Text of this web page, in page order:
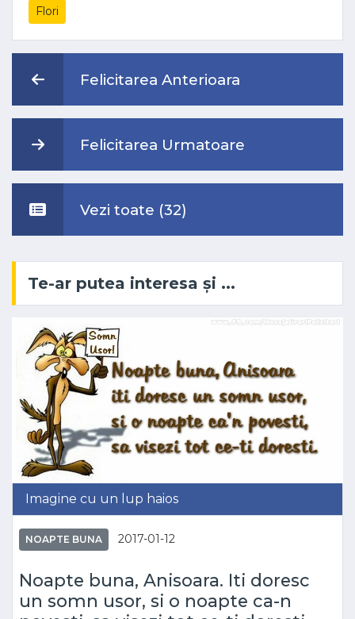
Flori
Felicitarea Anterioara
Felicitarea Urmatoare
Vezi toate (32)
Te-ar putea interesa și ...
Imagine cu un lup haios
NOAPTE BUNA 2017-01-12
Noapte buna, Anisoara. Iti doresc
un somn usor, si o noapte ca-n